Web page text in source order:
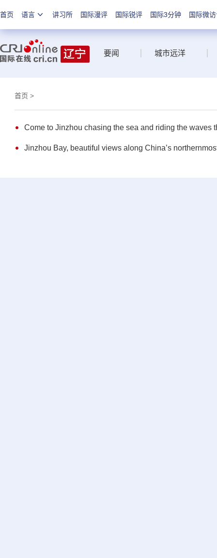
首页 语言 讲习所 国际漫评 国际锐评 国际3分钟 国际微
要闻 城市远洋
首页 >
Come to Jinzhou chasing the sea and riding the waves
Jinzhou Bay, beautiful views along China’s